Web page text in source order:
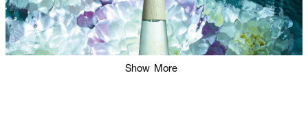
Show More